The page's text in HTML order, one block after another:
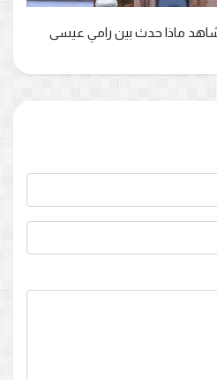
ماذا حدث بين رامي عيسى